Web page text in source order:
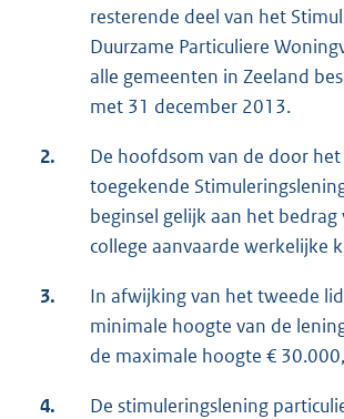
resterende deel van het
Duurzame Particuliere
alle gemeenten in Zeeland
met 31 december 2013.
2.
De hoofdsom van de door het
toegekende
beginsel gelijk aan het
college aanvaarde werkelijke
3.
In afwijking van het tweede
minimale hoogte van de
de maximale hoogte €
4.
De stimuleringslening